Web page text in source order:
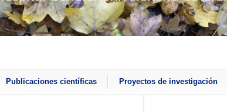
Publicaciones científicas Proyectos de investigación